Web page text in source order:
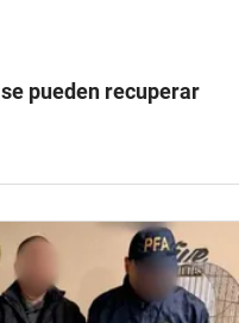
pueden recuperar